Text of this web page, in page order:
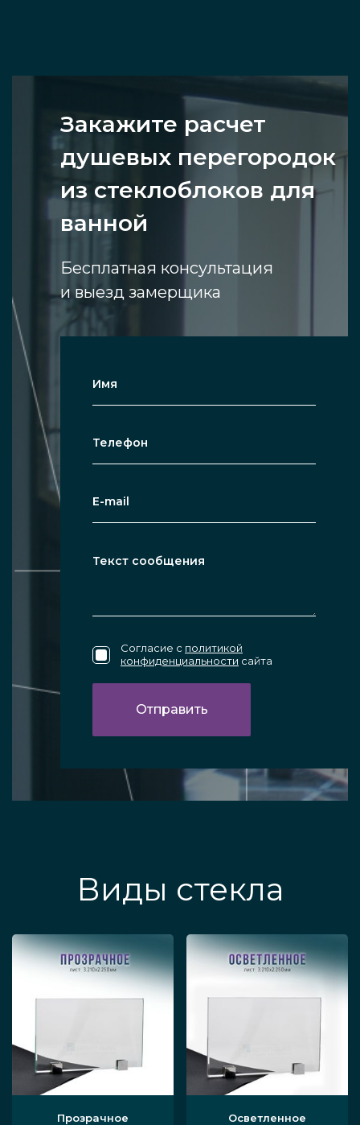
Закажите расчет
душевых перегородок
из стеклоблоков для
ванной
Бесплатная консультация
и выезд замерщика
Согласие с политикой
конфиденциальности сайта
Виды стекла
Прозрачное Осветленное